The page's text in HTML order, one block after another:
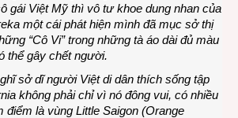
gái Việt Mỹ thì vô tư khoe dung nhan của
một cái phát hiện mình đã mục sở thị
“Cô Vi” trong những tà áo dài đủ màu
thể gây chết người.
sở dĩ người Việt di dân thích sống tập
không phải chỉ vì nó đông vui, có nhiều
điểm là vùng Little Saigon (Orange